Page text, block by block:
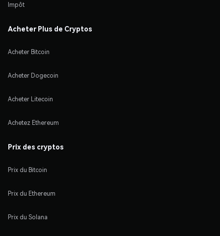
Impôt
Acheter Plus de Cryptos
Acheter Bitcoin
Acheter Dogecoin
Acheter Litecoin
Achetez Ethereum
Prix des cryptos
Prix du Bitcoin
Prix du Ethereum
Prix du Solana